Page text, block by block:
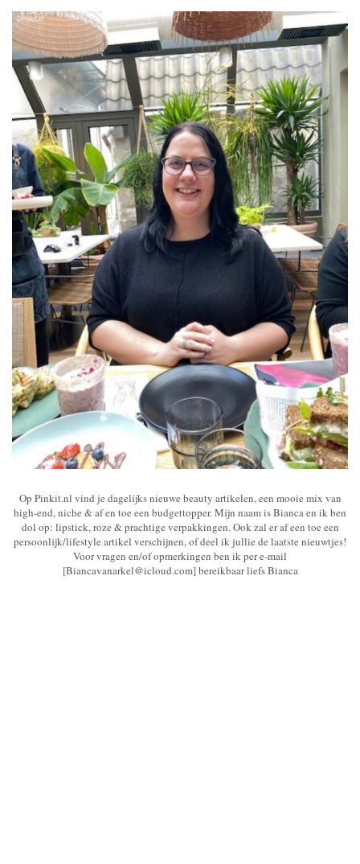
Op Pinkit.nl vind je dagelijks nieuwe beauty artikelen, een mooie mix van
high-end, niche & af en toe een budgettopper. Mijn naam is Bianca en ik ben
dol op: lipstick, roze & prachtige verpakkingen. Ook zal er af een toe een
persoonlijk/lifestyle artikel verschijnen, of deel ik jullie de laatste nieuwtjes!
Voor vragen en/of opmerkingen ben ik per e-mail
[Biancavanarkel@icloud.com] bereikbaar liefs Bianca